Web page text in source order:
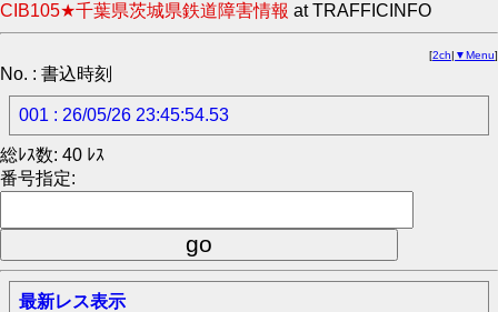
CIB105★千葉県茨城県鉄道障害情報 at TRAFFICINFO
[2ch| ▼Menu]
No. : 書込時刻
001 : 26/05/26 23:45:54.53
総ﾚｽ数: 40 ﾚｽ
番号指定:
最新レス表示